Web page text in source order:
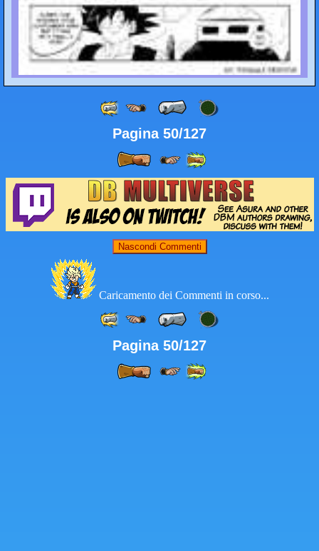
Pagina 50/127
Nascondi Commenti
Caricamento dei Commenti in corso...
Pagina 50/127